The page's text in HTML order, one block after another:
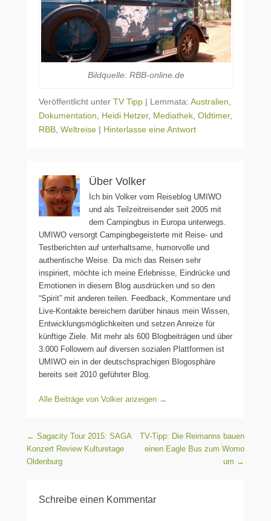
Bildquelle: RBB-online.de
Veröffentlicht unter TV Tipp | Lemmata: Australien,
Dokumentation, Heidi Hetzer, Mediathek, Oldtimer,
RBB, Weltreise | Hinterlasse eine Antwort
Über Volker
Ich bin Volker vom Reiseblog UMIWO
und als Teilzeitreisender seit 2005 mit
dem Campingbus in Europa unterwegs.
UMIWO versorgt Campingbegeisterte mit Reise- und
Testberichten auf unterhaltsame, humorvolle und
authentische Weise. Da mich das Reisen sehr
inspiriert, möchte ich meine Erlebnisse, Eindrücke und
Emotionen in diesem Blog ausdrücken und so den
“Spirit” mit anderen teilen. Feedback, Kommentare und
Live-Kontakte bereichern darüber hinaus mein Wissen,
Entwicklungsmöglichkeiten und setzen Anreize für
künftige Ziele. Mit mehr als 600 Blogbeiträgen und über
3.000 Followern auf diversen sozialen Plattformen ist
UMIWO ein in der deutschsprachigen Blogosphäre
bereits seit 2010 geführter Blog.
Alle Beiträge von Volker anzeigen →
Beitragsnavigation
← Sagacity Tour 2015: SAGA
Konzert Review Kulturetage
Oldenburg
TV-Tipp: Die Reimanns bauen
einen Eagle Bus zum Womo
um →
Schreibe einen Kommentar